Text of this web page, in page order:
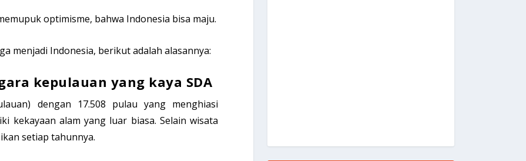
optimisme, bahwa Indonesia bisa maju.
menjadi Indonesia, berikut adalah alasannya:
kepulauan yang kaya SDA
dengan 17.508 pulau yang menghiasi
kekayaan alam yang luar biasa. Selain wisata
setiap tahunnya.